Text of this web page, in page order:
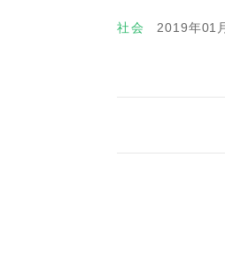
社会 2019年01